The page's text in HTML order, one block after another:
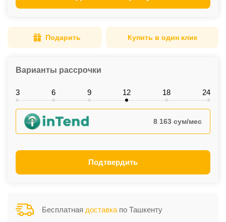
Подарить Купить в один клик
Варианты рассрочки
3 6 9 12 18 24
8 163 сум/мес
Подтвердить
Бесплатная доставка по Ташкенту